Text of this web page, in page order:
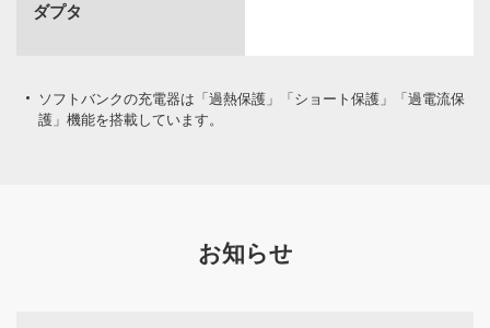
ダプタ
ソフトバンクの充電器は「過熱保護」「ショート保護」「過電流保
護」機能を搭載しています。
お知らせ